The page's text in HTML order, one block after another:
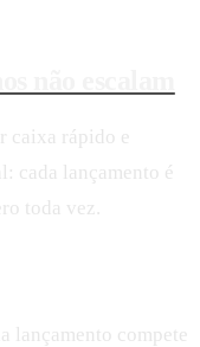
caixa rápido e
cada lançamento é
toda vez.
lançamento compete